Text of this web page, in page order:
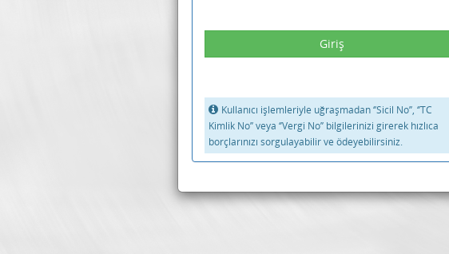
Kullanıcı işlemleriyle uğraşmadan ‘’Sicil No’’, ‘’TC
Kimlik No’’ veya ‘’Vergi No’’ bilgilerinizi girerek hızlıca
borçlarınızı sorgulayabilir ve ödeyebilirsiniz.